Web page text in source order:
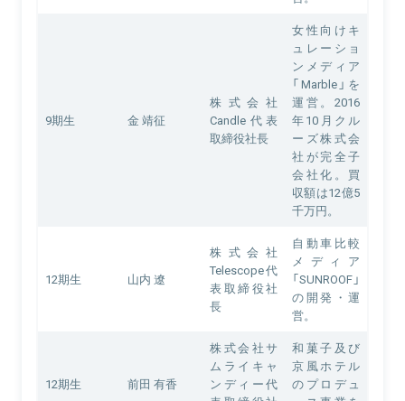
9期生 金 靖征
株式会社
Candle代表
取締役社長
女性向けキ
ュレーショ
ンメディア
「Marble」を
運営。2016
年10月クル
ーズ株式会
社が完全子
会社化。買
収額は12億5
千万円。
12期生 山内 遼
株式会社
Telescope代
表取締役社
長
自動車比較
メディア
「SUNROOF」
の開発・運
営。
12期生 前田 有香
株式会社サ
ムライキャ
ンディー代
和菓子及び
京風ホテル
のプロデュ